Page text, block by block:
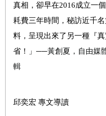
真相，卻早在2016成立一
耗費三年時間，秘訪近千
料，呈現出來了另一種『
省！」 ──黃創夏，自由媒
輯
邱奕宏 專文導讀